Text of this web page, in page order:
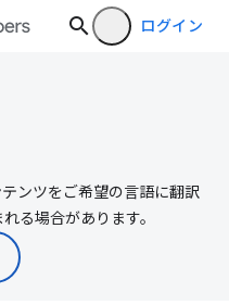
ログイン
ンツをご希望の言語に翻訳
る場合があります。